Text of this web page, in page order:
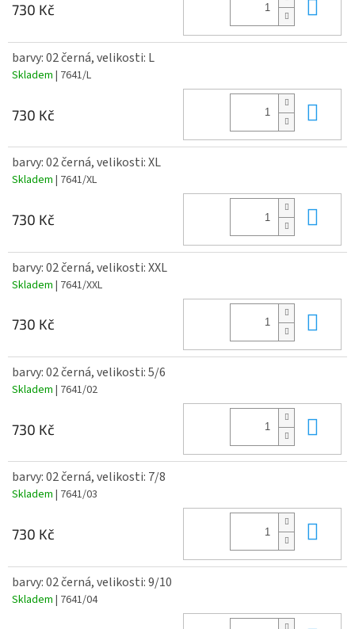
730 Kč
barvy: 02 černá, velikosti: L
Skladem | 7641/L
730 Kč
barvy: 02 černá, velikosti: XL
Skladem | 7641/XL
730 Kč
barvy: 02 černá, velikosti: XXL
Skladem | 7641/XXL
730 Kč
barvy: 02 černá, velikosti: 5/6
Skladem | 7641/02
730 Kč
barvy: 02 černá, velikosti: 7/8
Skladem | 7641/03
730 Kč
barvy: 02 černá, velikosti: 9/10
Skladem | 7641/04